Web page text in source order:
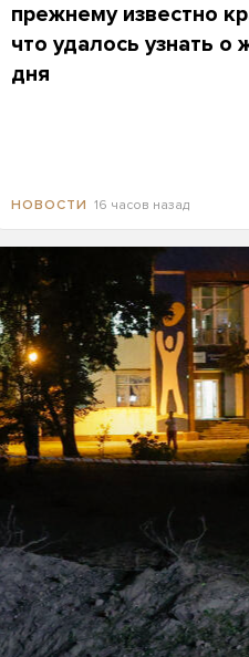
прежнему известно
что удалось узнать о
дня
НОВОСТИ 16 часов назад